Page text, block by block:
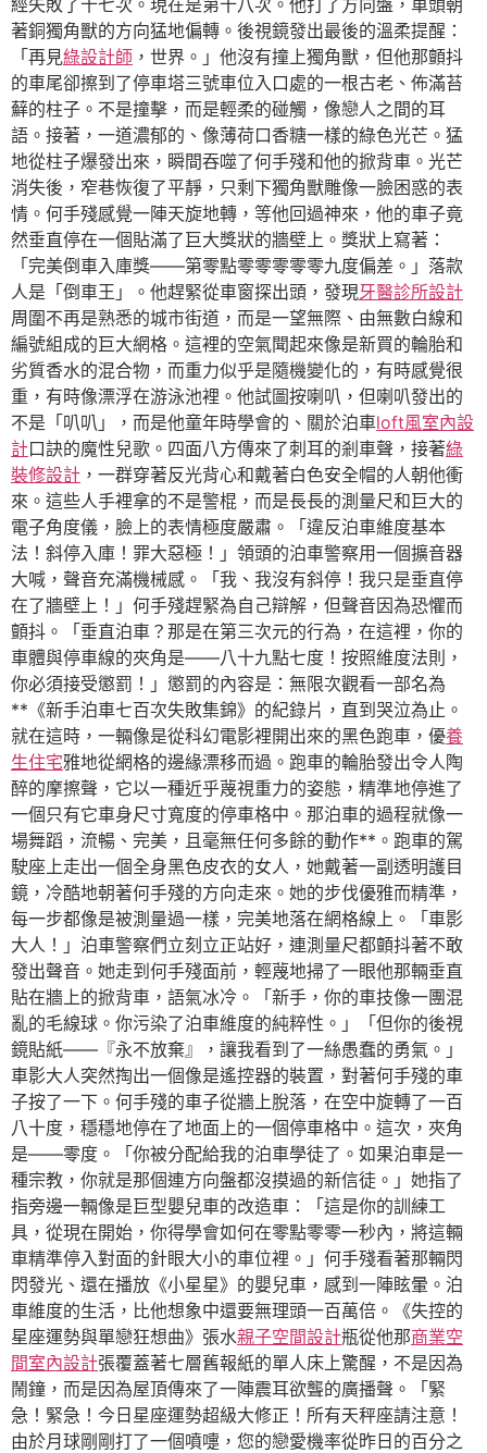
經失敗了十七次。現在是第十八次。他打了方向盤，車頭朝
著銅獨角獸的方向猛地偏轉。後視鏡發出最後的溫柔提醒：
「再見綠設計師 ，世界。」他沒有撞上獨角獸，但他那顫抖
的車尾卻擦到了停車塔三號車位入口處的一根古老、佈滿苔
蘚的柱子。不是撞擊，而是輕柔的碰觸，像戀人之間的耳
語。接著，一道濃郁的、像薄荷口香糖一樣的綠色光芒。猛
地從柱子爆發出來，瞬間吞噬了何手殘和他的掀背車。光芒
消失後，窄巷恢復了平靜，只剩下獨角獸雕像一臉困惑的表
情。何手殘感覺一陣天旋地轉，等他回過神來，他的車子竟
然垂直停在一個貼滿了巨大獎狀的牆壁上。獎狀上寫著：
「完美倒車入庫獎——第零點零零零零零九度偏差。」落款
人是「倒車王」。他趕緊從車窗探出頭，發現牙醫診所設計
周圍不再是熟悉的城市街道，而是一望無際、由無數白線和
編號組成的巨大網格。這裡的空氣聞起來像是新買的輪胎和
劣質香水的混合物，而重力似乎是隨機變化的，有時感覺很
重，有時像漂浮在游泳池裡。他試圖按喇叭，但喇叭發出的
不是「叭叭」，而是他童年時學會的、關於泊車loft風室內設
計口訣的魔性兒歌。四面八方傳來了刺耳的剎車聲，接著綠
裝修設計 ，一群穿著反光背心和戴著白色安全帽的人朝他衝
來。這些人手裡拿的不是警棍，而是長長的測量尺和巨大的
電子角度儀，臉上的表情極度嚴肅。「違反泊車維度基本
法！斜停入庫！罪大惡極！」領頭的泊車警察用一個擴音器
大喊，聲音充滿機械感。「我、我沒有斜停！我只是垂直停
在了牆壁上！」何手殘趕緊為自己辯解，但聲音因為恐懼而
顫抖。「垂直泊車？那是在第三次元的行為，在這裡，你的
車體與停車線的夾角是——八十九點七度！按照維度法則，
你必須接受懲罰！」懲罰的內容是：無限次觀看一部名為
**《新手泊車七百次失敗集錦》的紀錄片，直到哭泣為止。
就在這時，一輛像是從科幻電影裡開出來的黑色跑車，優養
生住宅雅地從網格的邊緣漂移而過。跑車的輪胎發出令人陶
醉的摩擦聲，它以一種近乎蔑視重力的姿態，精準地停進了
一個只有它車身尺寸寬度的停車格中。那泊車的過程就像一
場舞蹈，流暢、完美，且毫無任何多餘的動作**。跑車的駕
駛座上走出一個全身黑色皮衣的女人，她戴著一副透明護目
鏡，冷酷地朝著何手殘的方向走來。她的步伐優雅而精準，
每一步都像是被測量過一樣，完美地落在網格線上。「車影
大人！」泊車警察們立刻立正站好，連測量尺都顫抖著不敢
發出聲音。她走到何手殘面前，輕蔑地掃了一眼他那輛垂直
貼在牆上的掀背車，語氣冰冷。「新手，你的車技像一團混
亂的毛線球。你污染了泊車維度的純粹性。」「但你的後視
鏡貼紙——『永不放棄』，讓我看到了一絲愚蠢的勇氣。」
車影大人突然掏出一個像是遙控器的裝置，對著何手殘的車
子按了一下。何手殘的車子從牆上脫落，在空中旋轉了一百
八十度，穩穩地停在了地面上的一個停車格中。這次，夾角
是——零度。「你被分配給我的泊車學徒了。如果泊車是一
種宗教，你就是那個連方向盤都沒摸過的新信徒。」她指了
指旁邊一輛像是巨型嬰兒車的改造車：「這是你的訓練工
具，從現在開始，你得學會如何在零點零零一秒內，將這輛
車精準停入對面的針眼大小的車位裡。」何手殘看著那輛閃
閃發光、還在播放《小星星》的嬰兒車，感到一陣眩暈。泊
車維度的生活，比他想象中還要無理頭一百萬倍。《失控的
星座運勢與單戀狂想曲》張水親子空間設計瓶從他那商業空
間室內設計張覆蓋著七層舊報紙的單人床上驚醒，不是因為
鬧鐘，而是因為屋頂傳來了一陣震耳欲聾的廣播聲。「緊
急！緊急！今日星座運勢超級大修正！所有天秤座請注意！
由於月球剛剛打了一個噴嚏，您的戀愛機率從昨日的百分之